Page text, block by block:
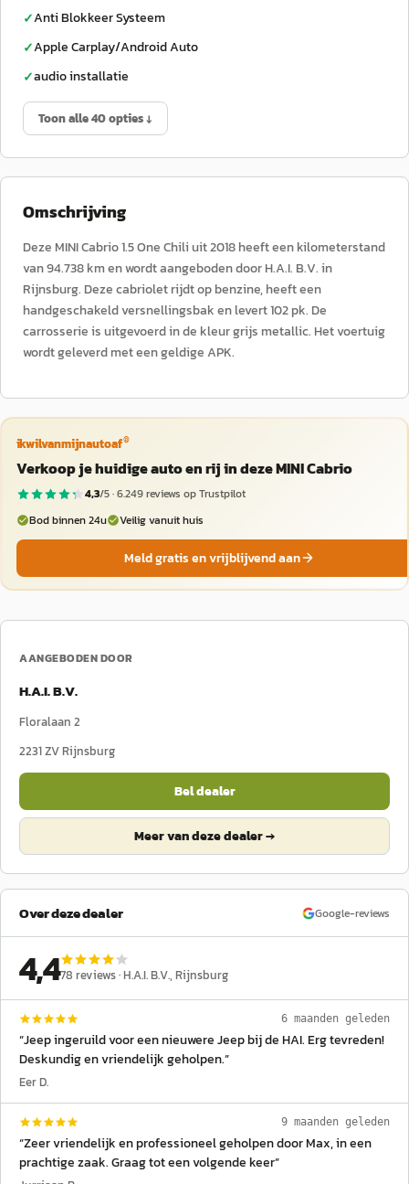
✓Anti Blokkeer Systeem
✓Apple Carplay/Android Auto
✓audio installatie
Toon alle 40 opties ↓
Omschrijving
Deze MINI Cabrio 1.5 One Chili uit 2018 heeft een kilometerstand
van 94.738 km en wordt aangeboden door H.A.I. B.V. in
Rijnsburg. Deze cabriolet rijdt op benzine, heeft een
handgeschakeld versnellingsbak en levert 102 pk. De
carrosserie is uitgevoerd in de kleur grijs metallic. Het voertuig
wordt geleverd met een geldige APK.
ikwilvanmijnautoaf®
Verkoop je huidige auto en rij in deze MINI Cabrio
4,3/5 ·6.249reviews op Trustpilot
Bod binnen 24u
Veilig vanuit huis
Meld gratis en vrijblijvend aan
AANGEBODEN DOOR
H.A.I. B.V.
Floralaan 2
2231 ZVRijnsburg
Bel dealer
Meer van deze dealer →
Over deze dealer Google-reviews
4,478 reviews ·H.A.I. B.V., Rijnsburg
6 maanden geleden
“Jeep ingeruild voor een nieuwere Jeep bij de HAI. Erg tevreden!
Deskundig en vriendelijk geholpen.”
Eer D.
9 maanden geleden
“Zeer vriendelijk en professioneel geholpen door Max, in een
prachtige zaak. Graag tot een volgende keer”